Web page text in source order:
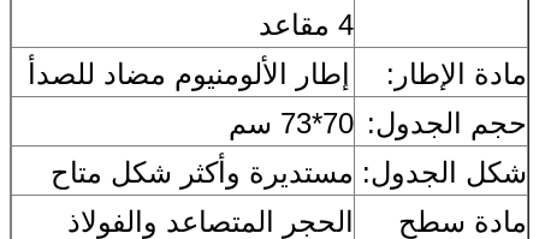
4 مقاعد
مادة الإطار:
إطار الألومنيوم مضاد للصدأ
حجم الجدول: 70*73 سم
شكل الجدول: مستديرة وأكثر شكل متاح
مادة سطح
الحجر المتصاعد والفولاذ